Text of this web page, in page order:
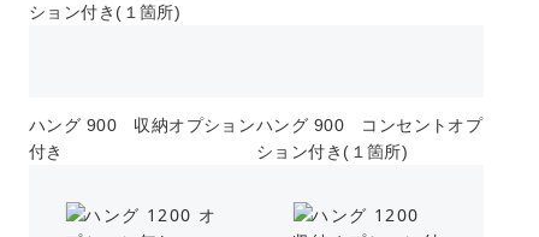
ション付き(１箇所)
ハング 900 収納オプション
付き
ハング 900 コンセントオプ
ション付き(１箇所)